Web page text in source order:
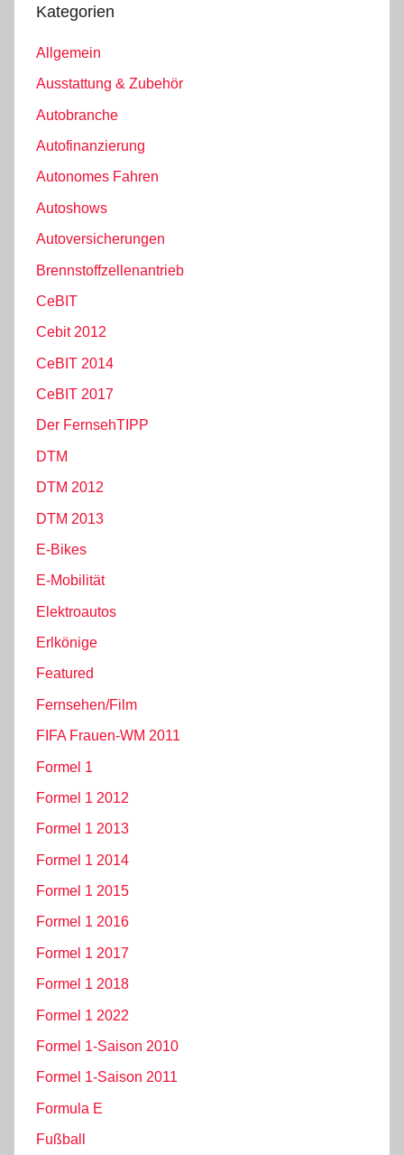
Kategorien
Allgemein
Ausstattung & Zubehör
Autobranche
Autofinanzierung
Autonomes Fahren
Autoshows
Autoversicherungen
Brennstoffzellenantrieb
CeBIT
Cebit 2012
CeBIT 2014
CeBIT 2017
Der FernsehTIPP
DTM
DTM 2012
DTM 2013
E-Bikes
E-Mobilität
Elektroautos
Erlkönige
Featured
Fernsehen/Film
FIFA Frauen-WM 2011
Formel 1
Formel 1 2012
Formel 1 2013
Formel 1 2014
Formel 1 2015
Formel 1 2016
Formel 1 2017
Formel 1 2018
Formel 1 2022
Formel 1-Saison 2010
Formel 1-Saison 2011
Formula E
Fußball